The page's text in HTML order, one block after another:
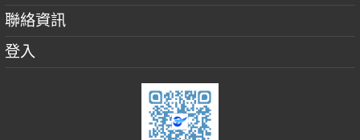
聯絡資訊
登入